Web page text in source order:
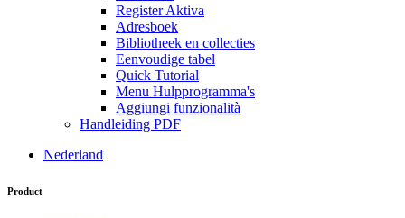
Register Aktiva
Adresboek
Bibliotheek en collecties
Eenvoudige tabel
Quick Tutorial
Menu Hulpprogramma's
Aggiungi funzionalità
Handleiding PDF
Nederland
Product